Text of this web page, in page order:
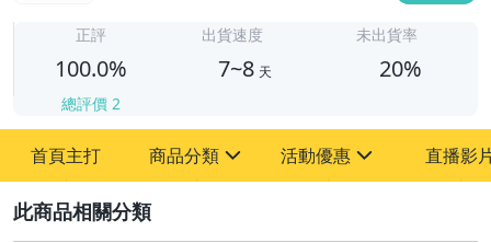
正評
100.0%
總評價 2
出貨速度
7~8 天
未出貨率
20%
首頁主打 商品分類
其它
活動優惠
[全店] 周年慶
直播影